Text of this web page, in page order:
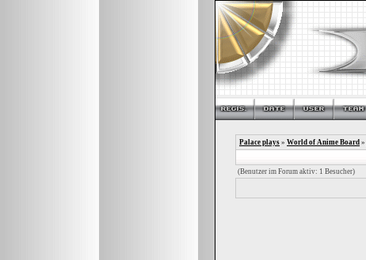
Palace plays » World of Anime Board »
(Benutzer im Forum aktiv: 1 Besucher)